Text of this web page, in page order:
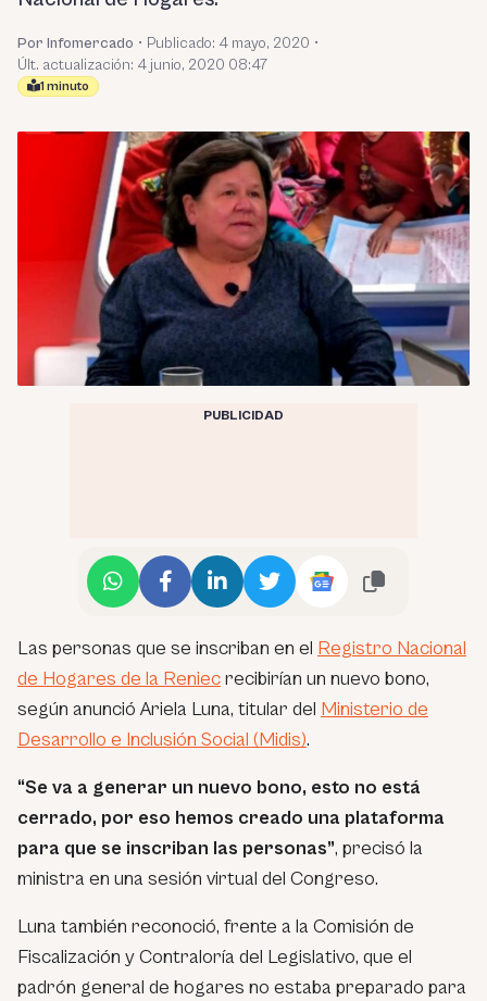
Por Infomercado • Publicado: 4 mayo, 2020 •
Últ. actualización: 4 junio, 2020 08:47
1 minuto
PUBLICIDAD
Las personas que se inscriban en el Registro Nacional
de Hogares de la Reniecrecibirían un nuevo bono,
según anunció Ariela Luna, titular del Ministerio de
Desarrollo e Inclusión Social (Midis).
“Se va a generar un nuevo bono, esto no está
cerrado, por eso hemos creado una plataforma
para que se inscriban las personas”, precisó la
ministra en una sesión virtual del Congreso.
Luna también reconoció, frente a la Comisión de
Fiscalización y Contraloría del Legislativo, que el
padrón general de hogares no estaba preparado para